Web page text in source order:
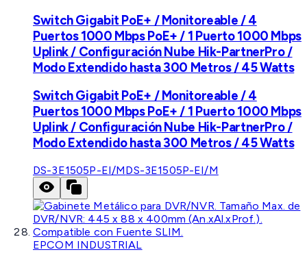
Switch Gigabit PoE+ / Monitoreable / 4
Puertos 1000 Mbps PoE+ / 1 Puerto 1000 Mbps
Uplink / Configuración Nube Hik-PartnerPro /
Modo Extendido hasta 300 Metros / 45 Watts
Switch Gigabit PoE+ / Monitoreable / 4
Puertos 1000 Mbps PoE+ / 1 Puerto 1000 Mbps
Uplink / Configuración Nube Hik-PartnerPro /
Modo Extendido hasta 300 Metros / 45 Watts
DS-3E1505P-EI/MDS-3E1505P-EI/M
EPCOM INDUSTRIAL